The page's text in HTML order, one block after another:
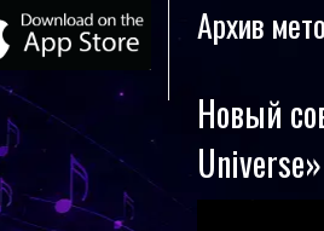
Архив
Новый
Universe»